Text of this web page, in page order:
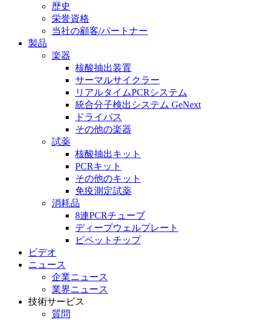
歴史
栄誉資格
当社の顧客/パートナー
製品
楽器
核酸抽出装置
サーマルサイクラー
リアルタイムPCRシステム
統合分子検出システム GeNext
ドライバス
その他の楽器
試薬
核酸抽出キット
PCRキット
その他のキット
免疫測定試薬
消耗品
8連PCRチューブ
ディープウェルプレート
ピペットチップ
ビデオ
ニュース
企業ニュース
業界ニュース
技術サービス
質問